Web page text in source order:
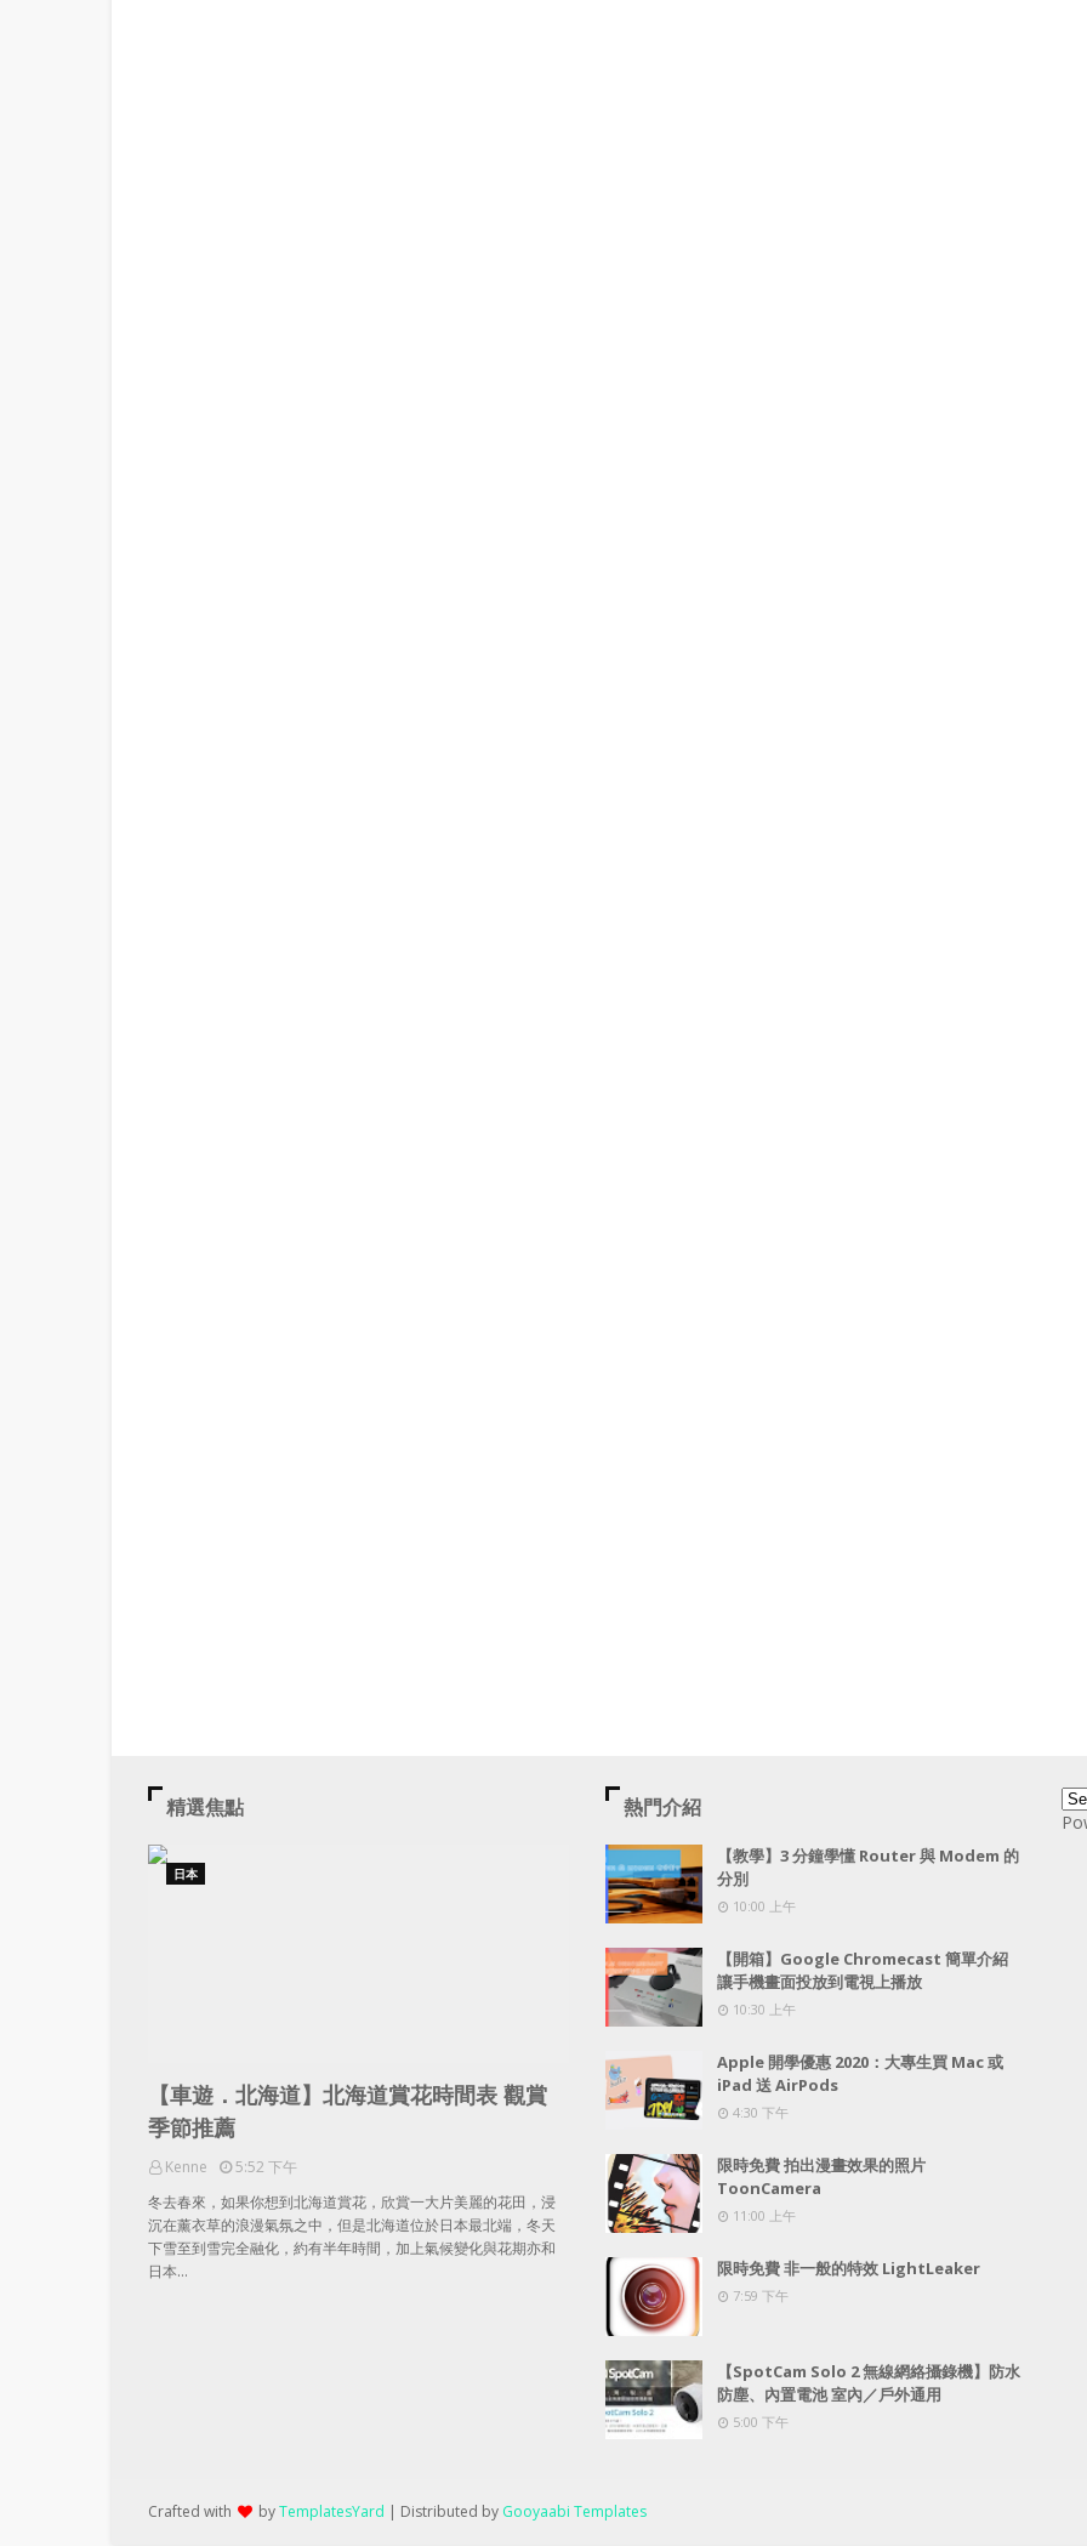
精選焦點
日本
【車遊．北海道】北海道賞花時間表 觀賞
季節推薦
Kenne
5:52 下午
冬去春來，如果你想到北海道賞花，欣賞一大片美麗的花田，浸
沉在薰衣草的浪漫氣氛之中，但是北海道位於日本最北端，冬天
下雪至到雪完全融化，約有半年時間，加上氣候變化與花期亦和
日本…
熱門介紹
【教學】3 分鐘學懂 Router 與 Modem 的
分別
10:00 上午
【開箱】Google Chromecast 簡單介紹
讓手機畫面投放到電視上播放
10:30 上午
Apple 開學優惠 2020：大專生買 Mac 或
iPad 送 AirPods
4:30 下午
限時免費 拍出漫畫效果的照片
ToonCamera
11:00 上午
限時免費 非一般的特效 LightLeaker
7:59 下午
【SpotCam Solo 2 無線網絡攝錄機】防水
防塵、內置電池 室內／戶外通用
5:00 下午
Crafted with byTemplatesYard | Distributed by Gooyaabi Templates